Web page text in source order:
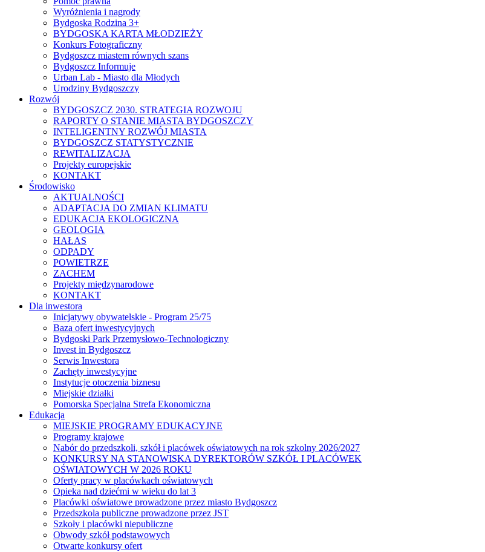
Wyróżnienia i nagrody
Bydgoska Rodzina 3+
BYDGOSKA KARTA MŁODZIEŻY
Konkurs Fotograficzny
Bydgoszcz miastem równych szans
Bydgoszcz Informuje
Urban Lab - Miasto dla Młodych
Urodziny Bydgoszczy
Rozwój
BYDGOSZCZ 2030. STRATEGIA ROZWOJU
RAPORTY O STANIE MIASTA BYDGOSZCZY
INTELIGENTNY ROZWÓJ MIASTA
BYDGOSZCZ STATYSTYCZNIE
REWITALIZACJA
Projekty europejskie
KONTAKT
Środowisko
AKTUALNOŚCI
ADAPTACJA DO ZMIAN KLIMATU
EDUKACJA EKOLOGICZNA
GEOLOGIA
HAŁAS
ODPADY
POWIETRZE
ZACHEM
Projekty międzynarodowe
KONTAKT
Dla inwestora
Inicjatywy obywatelskie - Program 25/75
Baza ofert inwestycyjnych
Bydgoski Park Przemysłowo-Technologiczny
Invest in Bydgoszcz
Serwis Inwestora
Zachęty inwestycyjne
Instytucje otoczenia biznesu
Miejskie działki
Pomorska Specjalna Strefa Ekonomiczna
Edukacja
MIEJSKIE PROGRAMY EDUKACYJNE
Programy krajowe
Nabór do przedszkoli, szkół i placówek oświatowych na rok szkolny 2026/2027
KONKURSY NA STANOWISKA DYREKTORÓW SZKÓŁ I PLACÓWEK
OŚWIATOWYCH W 2026 ROKU
Oferty pracy w placówkach oświatowych
Opieka nad dziećmi w wieku do lat 3
Placówki oświatowe prowadzone przez miasto Bydgoszcz
Przedszkola publiczne prowadzone przez JST
Szkoły i placówki niepubliczne
Obwody szkół podstawowych
Otwarte konkursy ofert